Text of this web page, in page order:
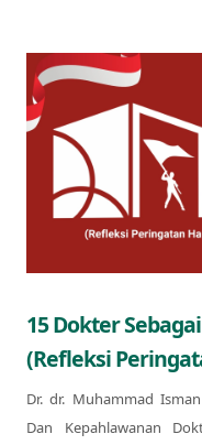
15 Dokter
(Refleksi
Dr. dr. Muhammad
Dan Kepahlawanan